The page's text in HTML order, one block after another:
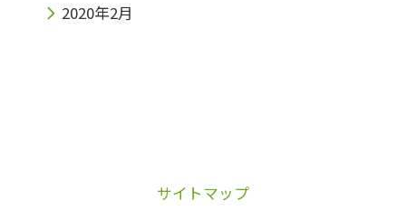
2020年2月
サイトマップ